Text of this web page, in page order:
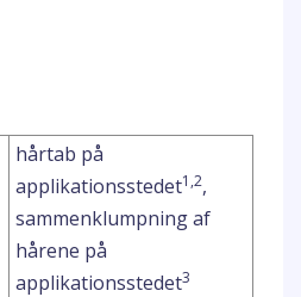
hårtab på
applikationsstedet1,2,
sammenklumpning af
hårene på
applikationsstedet3